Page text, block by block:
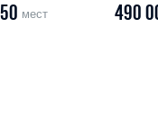
50 мест 490